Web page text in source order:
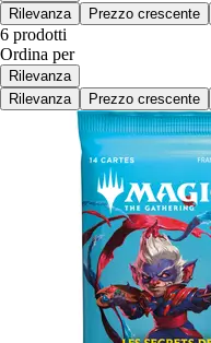
Rilevanza
Prezzo crescente
6 prodotti
Ordina per
Rilevanza
Rilevanza
Prezzo crescente